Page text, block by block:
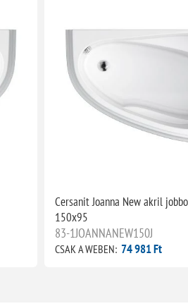
Cersanit Joanna New akril
150x95
83-1JOANNANEW150J
CSAK A WEBEN: 74 981 Ft